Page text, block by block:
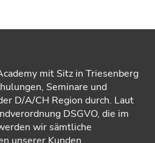
mit Sitz in Triesenberg
Seminare und
D/A/CH Region durch. Laut
DSGVO, die im
wir sämtliche